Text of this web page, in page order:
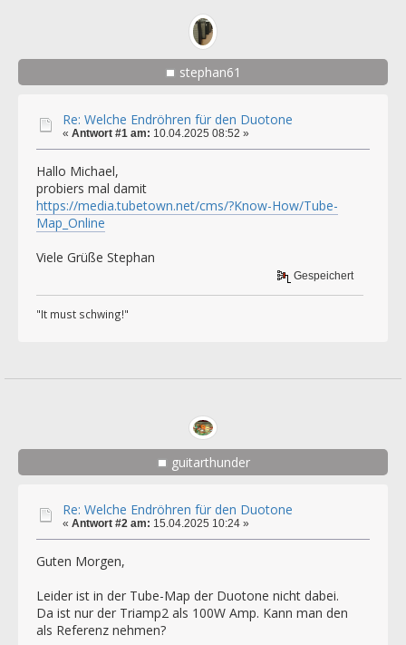
stephan61
Re: Welche Endröhren für den Duotone
« Antwort #1 am: 10.04.2025 08:52 »
Hallo Michael,
probiers mal damit
https://media.tubetown.net/cms/?Know-How/Tube-
Map_Online
Viele Grüße Stephan
Gespeichert
"It must schwing!"
guitarthunder
Re: Welche Endröhren für den Duotone
« Antwort #2 am: 15.04.2025 10:24 »
Guten Morgen,
Leider ist in der Tube-Map der Duotone nicht dabei.
Da ist nur der Triamp2 als 100W Amp. Kann man den
als Referenz nehmen?